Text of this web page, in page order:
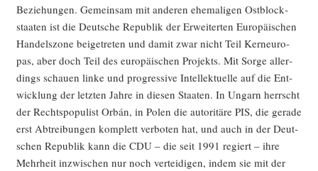
Bezie­hun­gen. Gemein­sam mit ande­ren ehe­ma­li­gen Ost­block­
staa­ten ist die Deut­sche Repu­blik der Erwei­ter­ten Euro­päi­schen
Han­dels­zo­ne bei­getre­ten und damit zwar nicht Teil Kern­eu­ro­
pas, aber doch Teil des euro­päi­schen Pro­jekts. Mit Sor­ge aller­
dings schau­en lin­ke und pro­gres­si­ve Intel­lek­tu­el­le auf die Ent­
wick­lung der letz­ten Jah­re in die­sen Staa­ten. In Ungarn herrscht
der Rechts­po­pu­list Orbán, in Polen die auto­ri­tä­re PIS, die gera­de
erst Abtrei­bun­gen kom­plett ver­bo­ten hat, und auch in der Deut­
schen Repu­blik kann die CDU – die seit 1991 regiert – ihre
Mehr­heit inzwi­schen nur noch ver­tei­di­gen, indem sie mit der